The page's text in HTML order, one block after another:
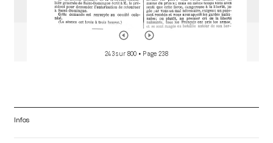
243 sur 800 • Page 238
Infos